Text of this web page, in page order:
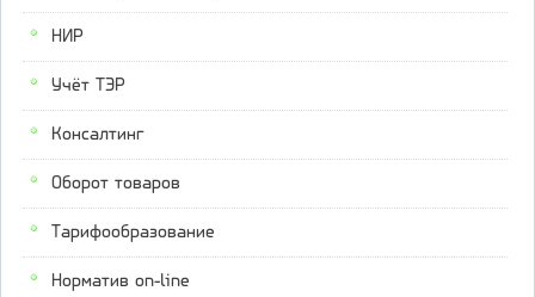
НИР
Учёт ТЭР
Консалтинг
Оборот товаров
Тарифообразование
Норматив on-line